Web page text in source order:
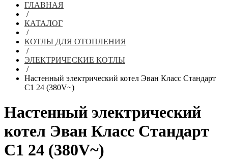
ГЛАВНАЯ
/
КАТАЛОГ
/
КОТЛЫ ДЛЯ ОТОПЛЕНИЯ
/
ЭЛЕКТРИЧЕСКИЕ КОТЛЫ
/
Настенный электрический котел Эван Класс Стандарт
С1 24 (380V~)
Настенный электрический
котел Эван Класс Стандарт
С1 24 (380V~)